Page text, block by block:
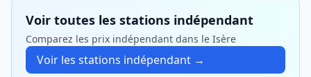
Voir toutes les stations indépendant
Comparez les prix indépendant dans le Isère
Voir les stations indépendant →